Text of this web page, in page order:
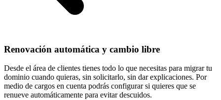
Renovación automática y cambio libre
Desde el área de clientes tienes todo lo que necesitas para migrar tu
dominio cuando quieras, sin solicitarlo, sin dar explicaciones. Por
medio de cargos en cuenta podrás configurar si quieres que se
renueve automáticamente para evitar descuidos.